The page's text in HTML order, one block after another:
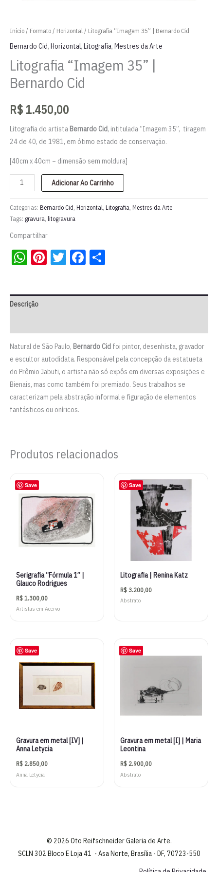
Início/ Formato/ Horizontal/ Litografia “Imagem 35” | Bernardo Cid
Bernardo Cid, Horizontal, Litografia, Mestres da Arte
Litografia “Imagem 35” |
Bernardo Cid
R$1.450,00
Litografia do artista Bernardo Cid, intitulada “Imagem 35”, tiragem
24 de 40, de 1981, em ótimo estado de conservação.
[40cm x 40cm – dimensão sem moldura]
Litografia
"Imagem
35"
|
Bernardo
quantidade
Adicionar Ao Carrinho
Categorias: Bernardo Cid Horizontal Litografia Mestres da Arte
Tags: gravura litogravura
Compartilhar
WhatsApp
Pinterest
TwitterFacebook
Descrição
Natural de São Paulo, Bernardo Cid foi pintor, desenhista, gravador
e escultor autodidata. Responsável pela concepção da estatueta
do Prêmio Jabuti, o artista não só expôs em diversas exposições e
Bienais, mas como também foi premiado. Seus trabalhos se
caracterizam pela abstração informal e figuração de elementos
fantásticos ou oníricos.
Produtos relacionados
Save
Serigrafia “Fórmula 1” |
Glauco Rodrigues
R$1.300,00
Artistas em Acervo
Save
Litografia | Renina Katz
R$ 3.200,00
Abstrato
Save
Gravura em metal [IV] |
Anna Letycia
R$ 2.850,00
Anna Letycia
Save
Gravura em metal [I] | Maria
Leontina
R$ 2.900,00
Abstrato
© 2026 Oto Reifschneider Galeria de Arte.
SCLN 302 Bloco E Loja 41 - Asa Norte, Brasília - DF, 70723-550